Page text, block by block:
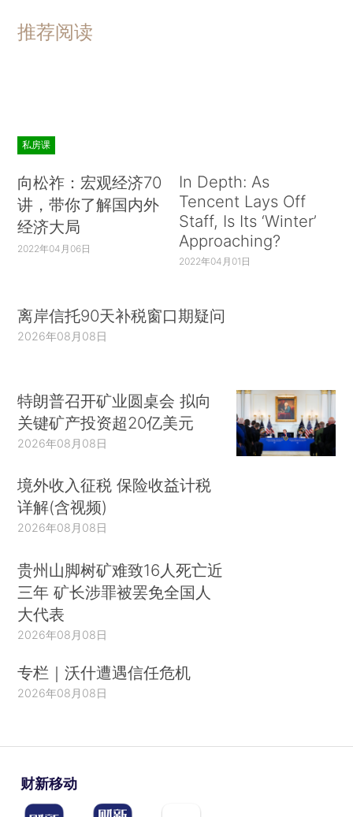
推荐阅读
私房课
向松祚：宏观经济70
讲，带你了解国内外
经济大局
2022年04月06日
In Depth: As
Tencent Lays Off
Staff, Is Its ‘Winter’
Approaching?
2022年04月01日
离岸信托90天补税窗口期疑问
2026年08月08日
特朗普召开矿业圆桌会 拟向
关键矿产投资超20亿美元
2026年08月08日
境外收入征税 保险收益计税
详解(含视频)
2026年08月08日
贵州山脚树矿难致16人死亡近
三年 矿长涉罪被罢免全国人
大代表
2026年08月08日
专栏｜沃什遭遇信任危机
2026年08月08日
财新移动